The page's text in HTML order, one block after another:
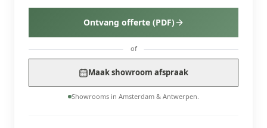
Ontvang offerte (PDF)
of
Maak showroom afspraak
Showrooms in Amsterdam & Antwerpen.